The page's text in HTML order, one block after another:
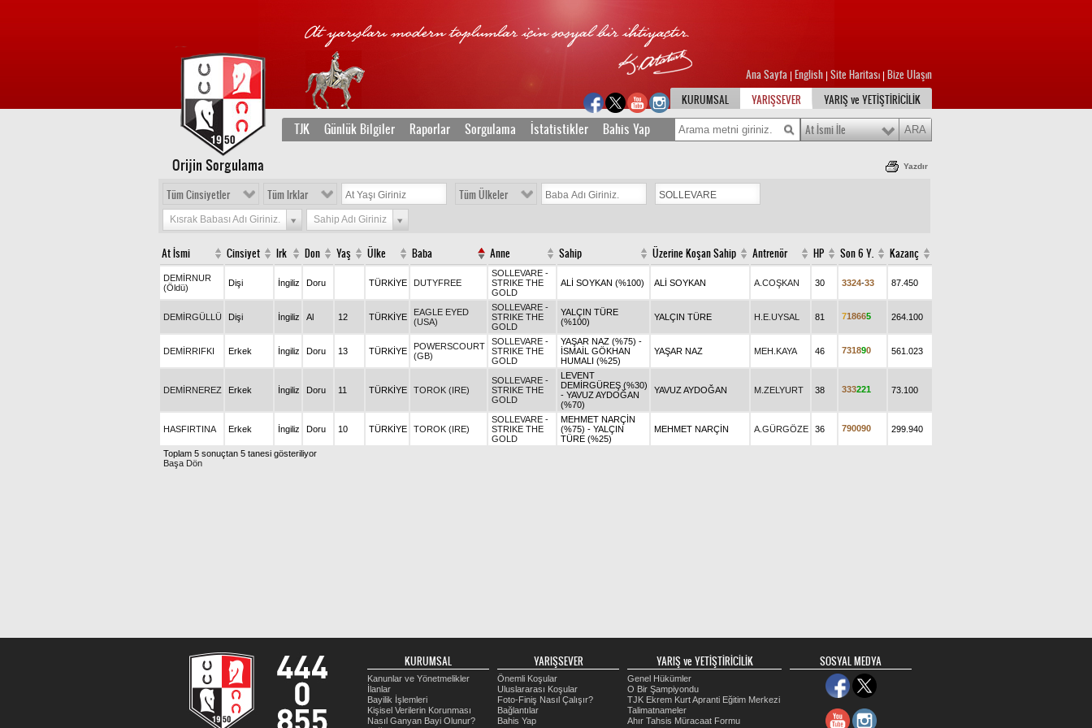
Ana Sayfa English Site Haritası Bize Ulaşın
KURUMSAL
YARIŞSEVER YARIŞ ve YETİŞTİRİCİLİK
TJK Günlük Bilgiler Raporlar Sorgulama İstatistikler Bahis Yap At İsmi İle
Orijin Sorgulama Yazdır
Tüm Cinsiyetler Tüm Irklar Tüm Ülkeler
Kısrak Babası Adı Giriniz. Sahip Adı Giriniz
At İsmi Cinsiyet Irk Don Yaş Ülke Baba Anne Sahip Üzerine Koşan Sahip Antrenör HP Son 6 Y. Kazanç
DEMİRNUR
(Öldü)
Dişi İngiliz Doru TÜRKİYE DUTYFREE
SOLLEVARE -
STRIKE THE
GOLD
ALİ SOYKAN (%100) ALİ SOYKAN A.COŞKAN 30 3324-33 87.450
DEMİRGÜLLÜ Dişi İngiliz Al 12 TÜRKİYE
EAGLE EYED
(USA)
SOLLEVARE -
STRIKE THE
GOLD
YALÇIN TÜRE
(%100)
YALÇIN TÜRE H.E.UYSAL 81 718665 264.100
DEMİRRIFKI Erkek İngiliz Doru 13 TÜRKİYE
POWERSCOURT
(GB)
SOLLEVARE -
STRIKE THE
GOLD
YAŞAR NAZ (%75) -
İSMAİL GÖKHAN
HUMALI (%25)
YAŞAR NAZ MEH.KAYA 46 731890 561.023
DEMİRNEREZ Erkek İngiliz Doru 11 TÜRKİYE TOROK (IRE)
SOLLEVARE -
STRIKE THE
GOLD
LEVENT
DEMİRGÜREŞ (%30)
- YAVUZ AYDOĞAN
(%70)
YAVUZ AYDOĞAN M.ZELYURT 38 333221 73.100
HASFIRTINA Erkek İngiliz Doru 10 TÜRKİYE TOROK (IRE)
SOLLEVARE -
STRIKE THE
GOLD
MEHMET NARÇİN
(%75) - YALÇIN
TÜRE (%25)
MEHMET NARÇİN A.GÜRGÖZE 36 790090 299.940
Toplam 5 sonuçtan 5 tanesi gösteriliyor
Başa Dön
KURUMSAL
Kanunlar ve Yönetmelikler
İlanlar
Bayilik İşlemleri
Kişisel Verilerin Korunması
Nasıl Ganyan Bayi Olunur?
YARIŞSEVER
Önemli Koşular
Uluslararası Koşular
Foto-Finiş Nasıl Çalışır?
Bağlantılar
Bahis Yap
YARIŞ ve YETİŞTİRİCİLİK
Genel Hükümler
O Bir Şampiyondu
TJK Ekrem Kurt Apranti Eğitim Merkezi
Talimatnameler
Ahır Tahsis Müracaat Formu
SOSYAL MEDYA